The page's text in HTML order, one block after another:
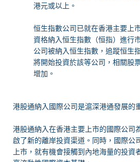
港元或以上。
恒生指數公司已就在香港主要上
資格納入恒生指數（恒指）進行
公司被納入恒生指數，追蹤恒生
將開始投資於該等公司，相關股
增加。
港股通納入國際公司是滬深港通發展的
港股通納入在香港主要上市的國際公司
啟了新的離岸投資渠道。同時，國際公
上市，就有機會接觸到內地海量的投資